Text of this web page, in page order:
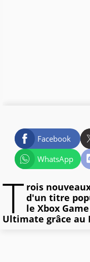
Facebook
WhatsApp
T rois
d'un titre
le Xbox
Ultimate grâce au